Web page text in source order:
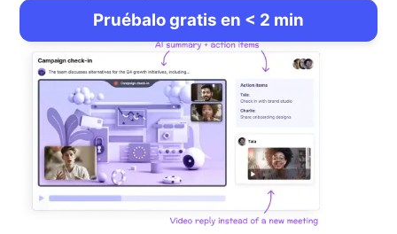
Pruébalo gratis en < 2 min